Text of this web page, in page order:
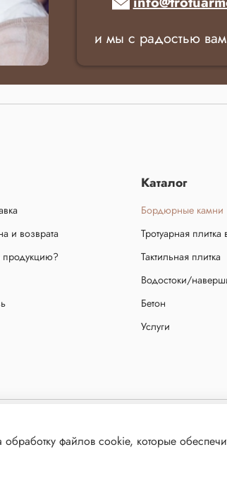
и мы с радостью вам
и возврата
продукцию?
Каталог
Бордюрные камни
Тротуарная
Тактильная плитка
Водостоки/
Бетон
Услуги
Сайт не является публичной офертой, определяемой
использовать данный ресурс, Вы автоматически
файлов cookie, которые